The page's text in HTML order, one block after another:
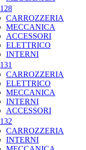
128
CARROZZERIA
MECCANICA
ACCESSORI
ELETTRICO
INTERNI
131
CARROZZERIA
ELETTRICO
MECCANICA
INTERNI
ACCESSORI
132
CARROZZERIA
INTERNI